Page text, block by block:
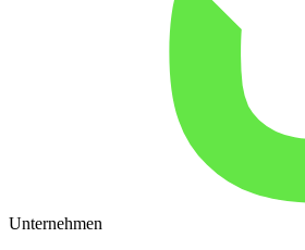
Unternehmen